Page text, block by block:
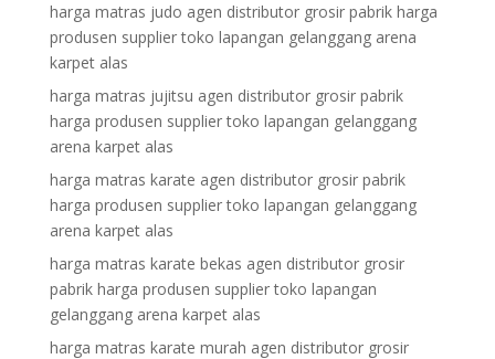
harga matras judo agen distributor grosir pabrik harga
produsen supplier toko lapangan gelanggang arena
karpet alas
harga matras jujitsu agen distributor grosir pabrik
harga produsen supplier toko lapangan gelanggang
arena karpet alas
harga matras karate agen distributor grosir pabrik
harga produsen supplier toko lapangan gelanggang
arena karpet alas
harga matras karate bekas agen distributor grosir
pabrik harga produsen supplier toko lapangan
gelanggang arena karpet alas
harga matras karate murah agen distributor grosir